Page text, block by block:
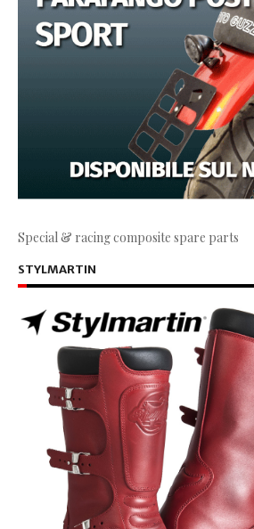
Special & racing composite spare parts
STYLMARTIN